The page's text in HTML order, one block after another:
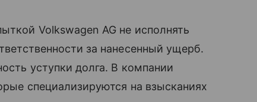
Volkswagen AG не исполнять
за нанесенный ущерб.
уступки долга. В компании
специализируются на взысканиях